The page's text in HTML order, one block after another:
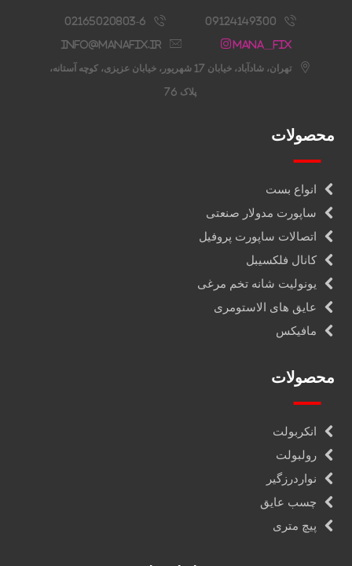
09124149300
02165020803-6
Mana__fix
info@manafix.ir
تهران، شادآباد، خیابان 17 شهریور، خیابان عزیزی، کوچه آستانه،
پلاک 76
محصولات
انواع بست
ساپورت مدولار صنعتی
اتصالات ساپورت پروفیل
کانال فلکسیبل
یونولیت شانه تخم مرغی
عایق های الاستومری
مافیکس
محصولات
انکربولت
رولبولت
نواردرزگیر
چسب عایق
پیچ متری